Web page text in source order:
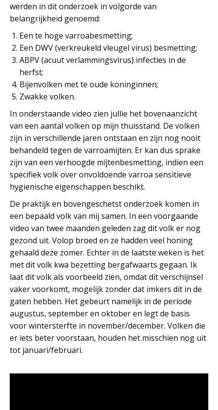
werden in dit onderzoek in volgorde van
belangrijkheid genoemd:
Een te hoge varroabesmetting;
Een DWV (verkreukeld vleugel virus) besmetting;
ABPV (acuut verlammingsvirus) infecties in de
herfst;
Bijenvolken met te oude koninginnen;
Zwakke volken.
In onderstaande video zien jullie het bovenaanzicht
van een aantal volken op mijn thuisstand. De volken
zijn in verschillende jaren ontstaan en zijn nog nooit
behandeld tegen de varroamijten. Er kan dus sprake
zijn van een verhoogde mijtenbesmetting, indien een
specifiek volk over onvoldoende varroa sensitieve
hygienische eigenschappen beschikt.
De praktijk en bovengeschetst onderzoek komen in
een bepaald volk van mij samen. In een voorgaande
video van twee maanden geleden zag dit volk er nog
gezond uit. Volop broed en ze hadden veel honing
gehaald deze zomer. Echter in de laatste weken is het
met dit volk kwa bezetting bergafwaarts gegaan. Ik
laat dit volk als voorbeeld zien, omdat dit verschijnsel
vaker voorkomt, mogelijk zonder dat imkers dit in de
gaten hebben. Het gebeurt namelijk in de periode
augustus, september en oktober en legt de basis
voor wintersterfte in november/december. Volken die
er iets beter voorstaan, houden het misschien nog uit
tot januari/februari.